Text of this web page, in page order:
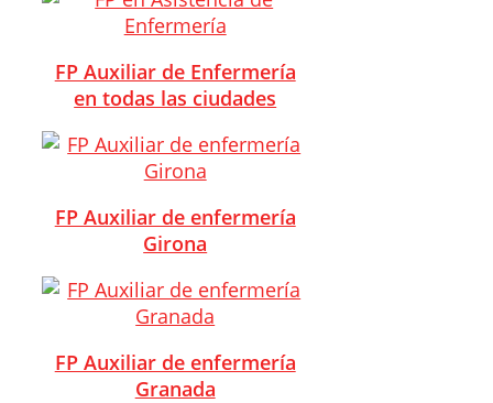
FP Auxiliar de Enfermería
en todas las ciudades
FP Auxiliar de enfermería
Girona
FP Auxiliar de enfermería
Granada